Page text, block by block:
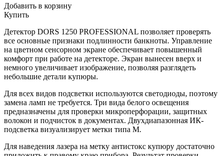
Добавить в корзину
Купить
Детектор DORS 1250 PROFESSIONAL позволяет проверять
все основные признаки подлинности банкноты. Управление
на цветном сенсорном экране обеспечивает повышенный
комфорт при работе на детекторе. Экран вынесен вверх и
немного увеличивает изображение, позволяя разглядеть
небольшие детали купюры.
Для всех видов подсветки используются светодиоды, поэтому
замена ламп не требуется. Три вида белого освещения
предназначены для проверки микроперфорации, защитных
волокон и подчисток в документах. Двухдиапазонная ИК-
подсветка визуализирует метки типа М.
Для наведения лазера на метку антистокс купюру достаточно